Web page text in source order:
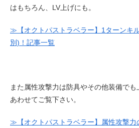
はもちろん、LV上げにも。
≫【オクトパストラベラー】1ターンキ
別)！記事一覧
また属性攻撃力は防具やその他装備で
あわせてご覧下さい。
≫【オクトパストラベラー】属性攻撃力